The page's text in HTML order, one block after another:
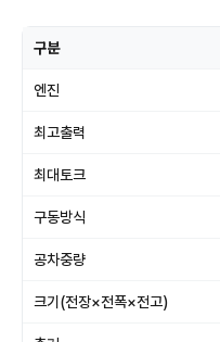
구분
엔진
최고출력
최대토크
구동방식
공차중량
크기(전장×전폭×전고)